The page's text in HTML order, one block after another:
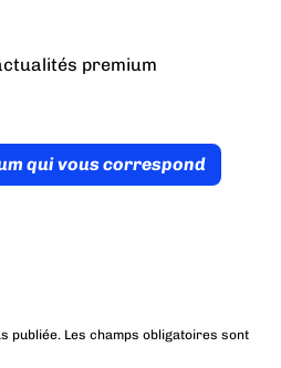
premium
qui vous correspond
publiée. Les champs obligatoires sont